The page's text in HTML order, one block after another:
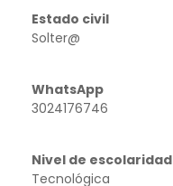
Estado civil
Solter@
WhatsApp
3024176746
Nivel de escolaridad
Tecnológica